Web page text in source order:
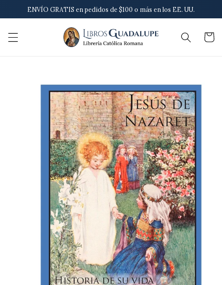
directamente
al contenido
ENVÍO GRATIS en pedidos de $100 o más en los EE. UU.
Carrito
información
del producto